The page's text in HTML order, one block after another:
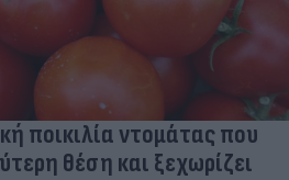
ποικιλία ντομάτας που
θέση και ξεχωρίζει